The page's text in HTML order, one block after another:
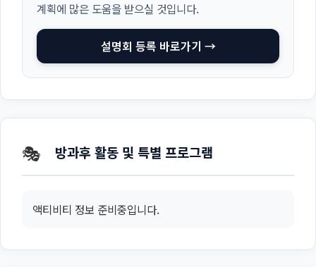
계획에 많은 도움을 받으실 것입니다.
설명회 등록 바로가기 →
🎭 방과후 활동 및 특별 프로그램
액티비티 정보 준비중입니다.